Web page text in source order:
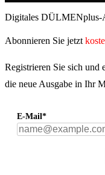
Digitales DÜLMENplus-
Abonnieren Sie jetzt
Registrieren Sie sich und
die neue Ausgabe in Ihr
E-Mail*